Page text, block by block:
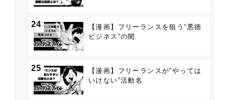
24
【漫画】フリーランスを狙う“悪徳
ビジネス”の闇
25
【漫画】フリーランスが“やっては
いけない”活動名